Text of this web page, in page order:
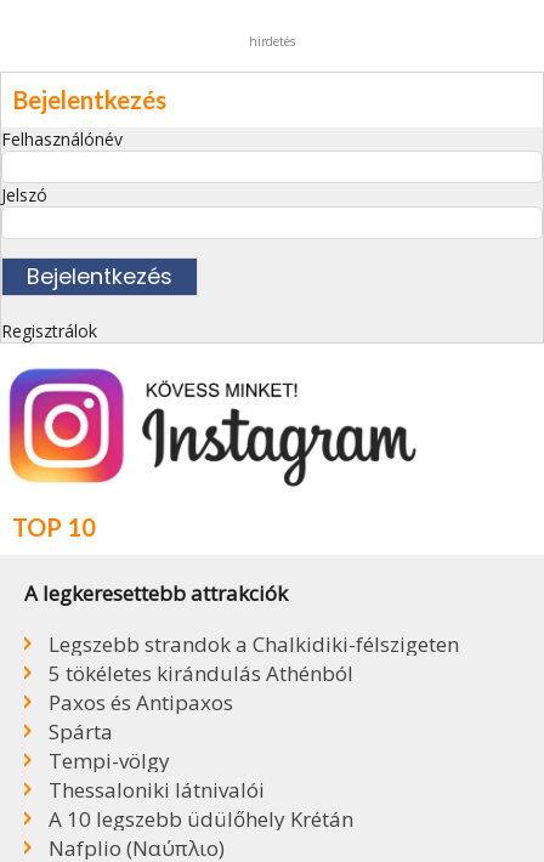
hirdetés
Bejelentkezés
Felhasználónév
Jelszó
Regisztrálok
TOP 10
A legkeresettebb attrakciók
Legszebb strandok a Chalkidiki-félszigeten
5 tökéletes kirándulás Athénból
Paxos és Antipaxos
Spárta
Tempi-völgy
Thessaloniki látnivalói
A 10 legszebb üdülőhely Krétán
Nafplio (Ναύπλιο)